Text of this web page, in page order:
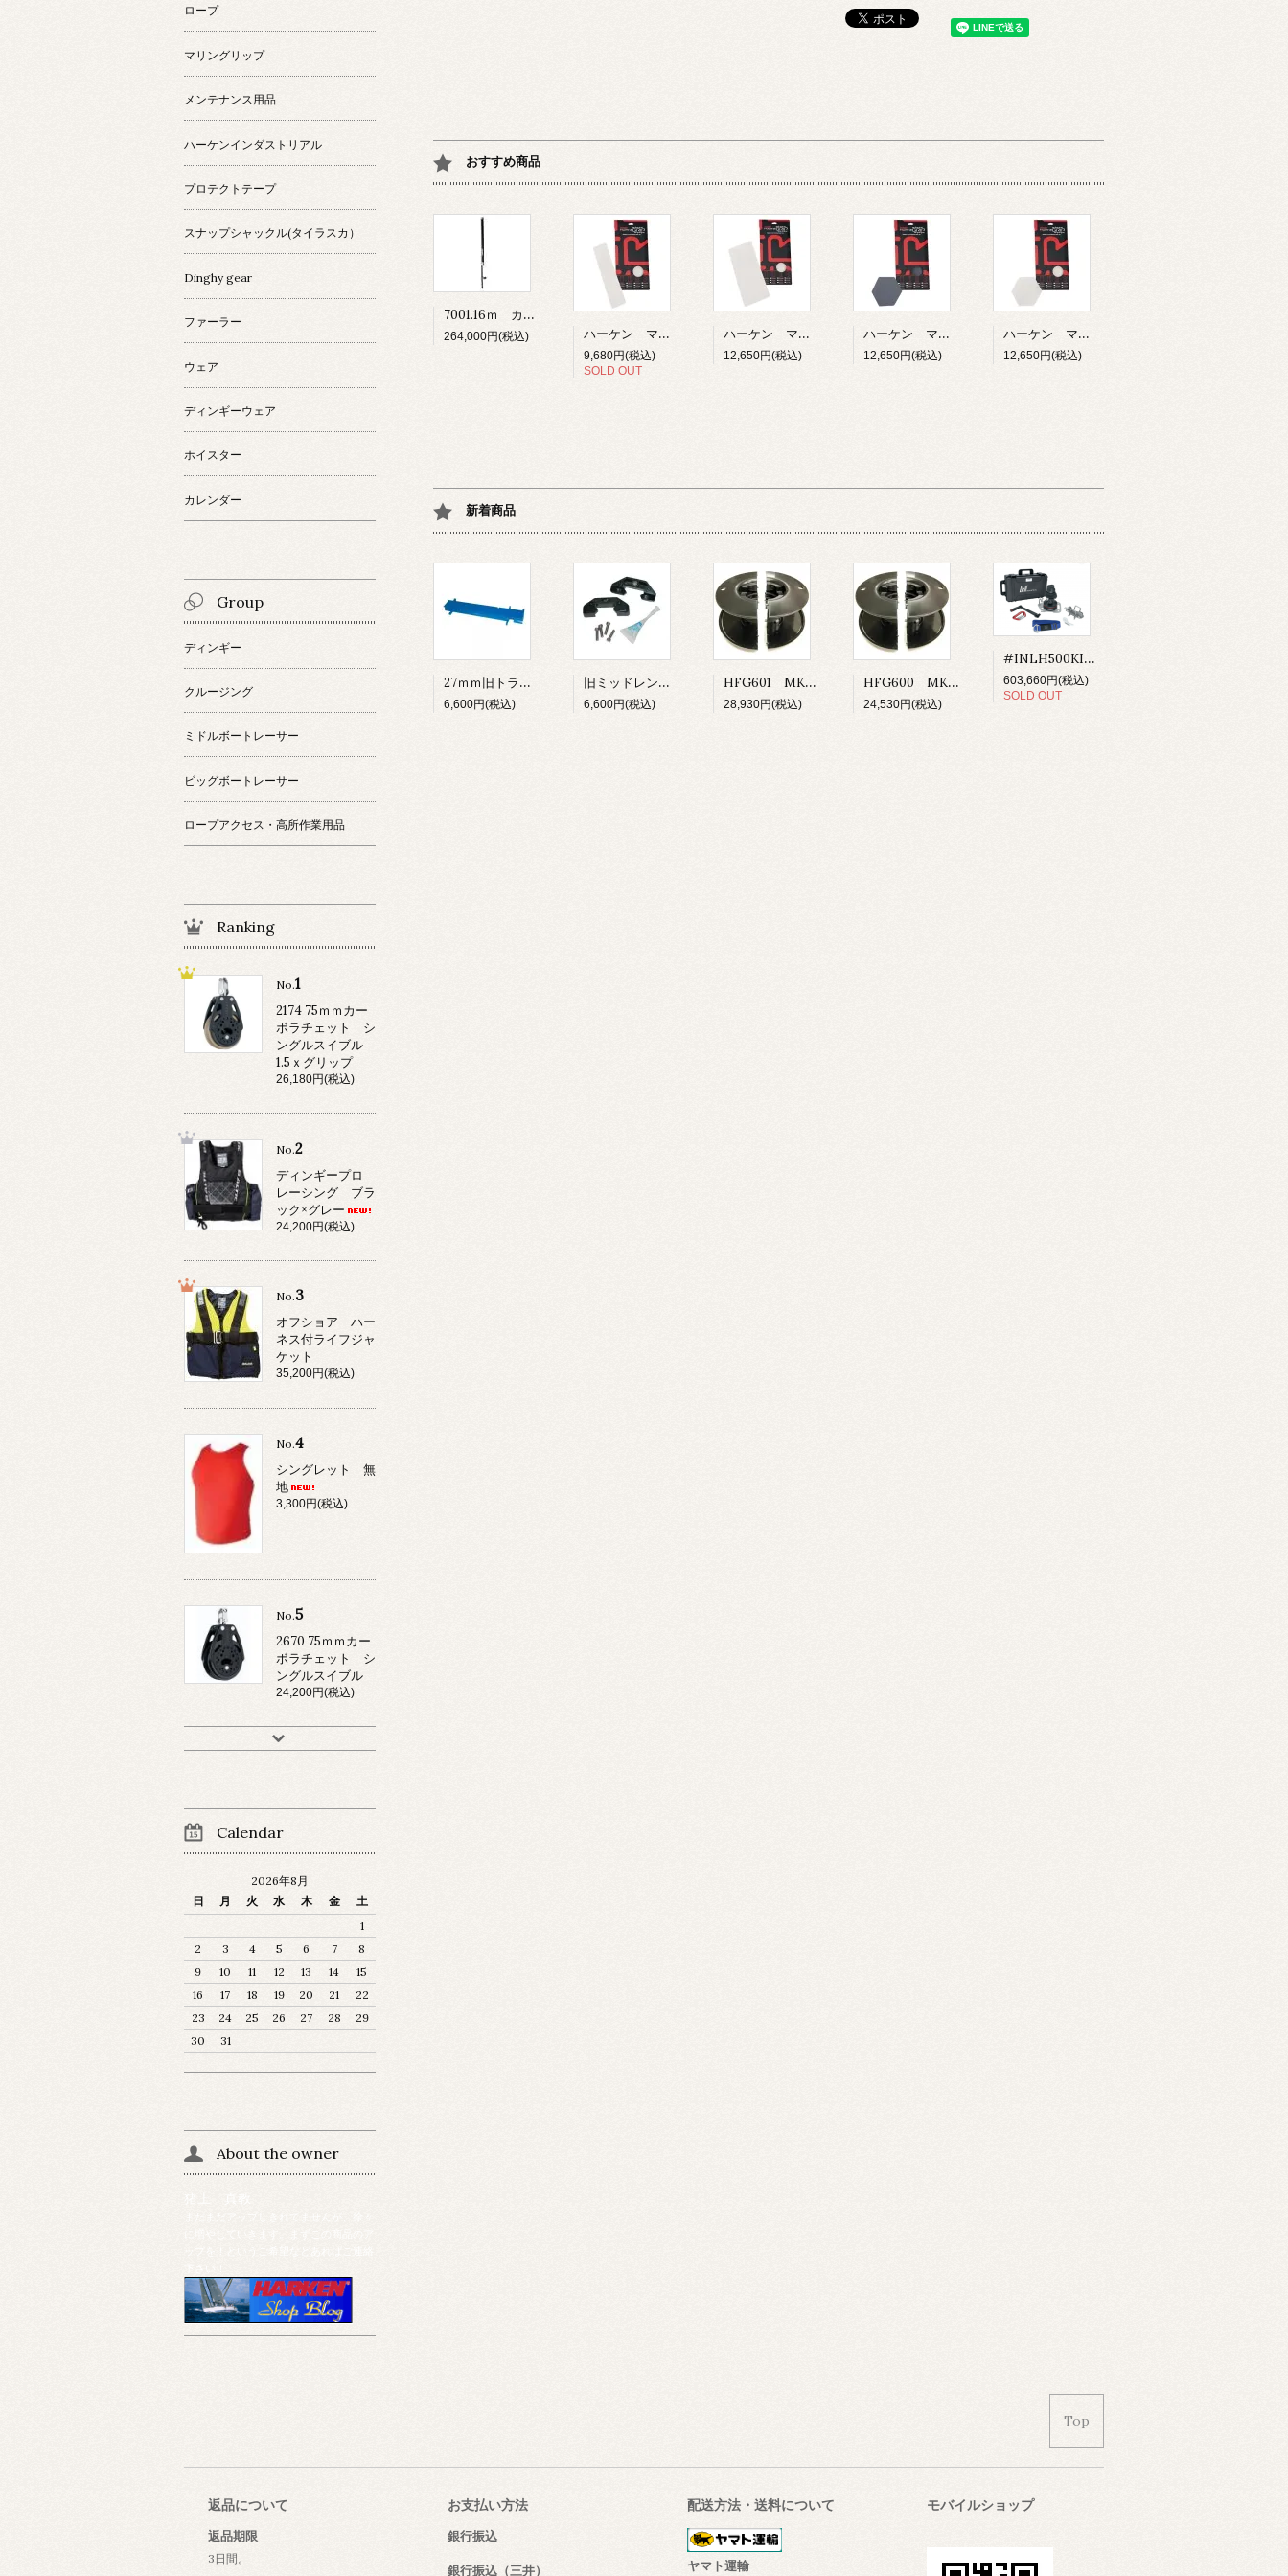
おすすめ商品
7001.16ｍ カーボフォイル ユニット1 16ｍ
264,000円(税込) ハーケン マリングリップテープ 76ｍｍ×305ｍｍ 8枚入り ホワイト
9,680円(税込)
SOLD OUT
ハーケン マリングリップテープ 152ｍｍ×305ｍｍ 6枚入り ホワイト
12,650円(税込)
ハーケン マリングリップテープ ハニーコンボ 152ｍｍ 12枚入り グレー
12,650円(税込)
ハーケン マリングリップテープ ハニーコンボ 152ｍｍ 12枚入り ホワイト
12,650円(税込)
新着商品
27ｍｍ旧トラック用 カーローダー
6,600円(税込)
旧ミッドレンジトラベラーカー用 カーエンドキャップ
6,600円(税込)
HFG601 MK3ファーラー UNIT1・1.5用 ドラムスプール
28,930円(税込)
HFG600 MK3ファーラー UNIT0・00用 ドラムスプール
24,530円(税込)
#INLH500KIT.US Winch Kit-Lokhead 500 Reversible PLT MWL 285kg （送料込み）
603,660円(税込)
SOLD OUT
ロープ
マリングリップ
メンテナンス用品
ハーケンインダストリアル
プロテクトテープ
スナップシャックル(タイラスカ）
Dinghy gear
ファーラー
ウェア
ディンギーウェア
ホイスター
カレンダー
Group
ディンギー
クルージング
ミドルボートレーサー
ビッグボートレーサー
ロープアクセス・高所作業用品
Ranking
No.1
2174 75ｍｍカー
ボラチェット シ
ングルスイブル
1.5ｘグリップ
26,180円(税込)
No.2
ディンギープロ
レーシング ブラ
ック×グレー
24,200円(税込)
No.3
オフショア ハー
ネス付ライフジャ
ケット
35,200円(税込)
No.4
シングレット 無
地
3,300円(税込)
No.5
2670 75ｍｍカー
ボラチェット シ
ングルスイブル
24,200円(税込)
Calendar
2026年8月
日
月 火 水 木 金
土
1
2
3 4 5 6 7
8
9
10 11 12 13 14
15
16
17 18 19 20 21
22
23
24 25 26 27 28
29
30
31
About the owner
Top
返品について
返品期限
3日間。
お支払い方法
銀行振込
銀行振込（三井）
配送方法・送料について
ヤマト運輸
モバイルショップ